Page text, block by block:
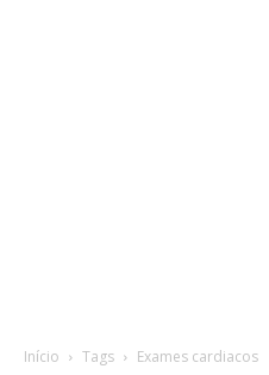
Início Tags Exames cardiacos